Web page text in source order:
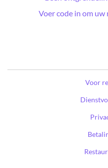
Voer code in om
Voor